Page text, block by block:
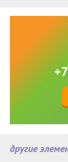
другие